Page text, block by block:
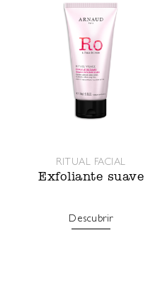
RITUAL FACIAL
Exfoliante suave
Descubrir